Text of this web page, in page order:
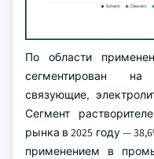
По области
сегментирован на
связующие,
Сегмент
рынка в 2025 году —
применением в